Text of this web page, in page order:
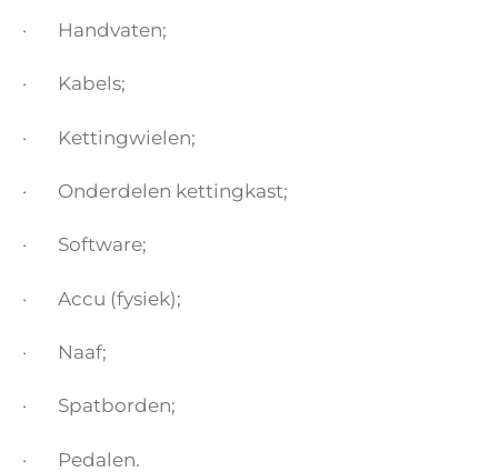
· Handvaten;
· Kabels;
· Kettingwielen;
· Onderdelen kettingkast;
· Software;
· Accu (fysiek);
· Naaf;
· Spatborden;
· Pedalen.